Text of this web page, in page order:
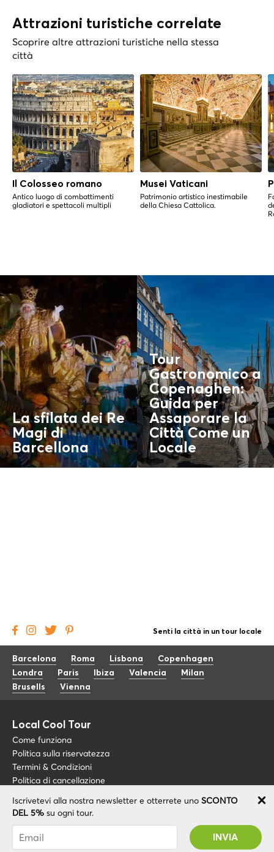
Attrazioni turistiche correlate
Scoprire altre attrazioni turistiche nella stessa
città
Il Colosseo romano
Antico luogo di combattimenti
gladiatori e spettacoli multipli
Musei Vaticani
Patrimonio artistico inestimabile
della Chiesa Cattolica.
La sfilata dei Re
Magi di
Barcellona
Tour
Gastronomico a
Copenaghen:
Guida per
Assaporare la
Città Come un
Locale
Iscrivetevi alla nostra newsletter e otterrete uno SCONTO
DEL 5% su ogni tour.
Sei stato abbonato con successo! Riceverai il
tuo codice promozionale dopo la convalida del
tuo account!
Senti la città in un tour locale
Barcelona Roma Lisbona
Copenhagen
Londra
Paris Ibiza Valencia
Milan
Brusells
Vienna
Local Cool Tour
Come funziona
Politica sulla riservatezza
Termini & Condizioni
Politica di cancellazione
Blog
Riguardo a noi
FAQ
Diventa una guida
+34 675 176 220